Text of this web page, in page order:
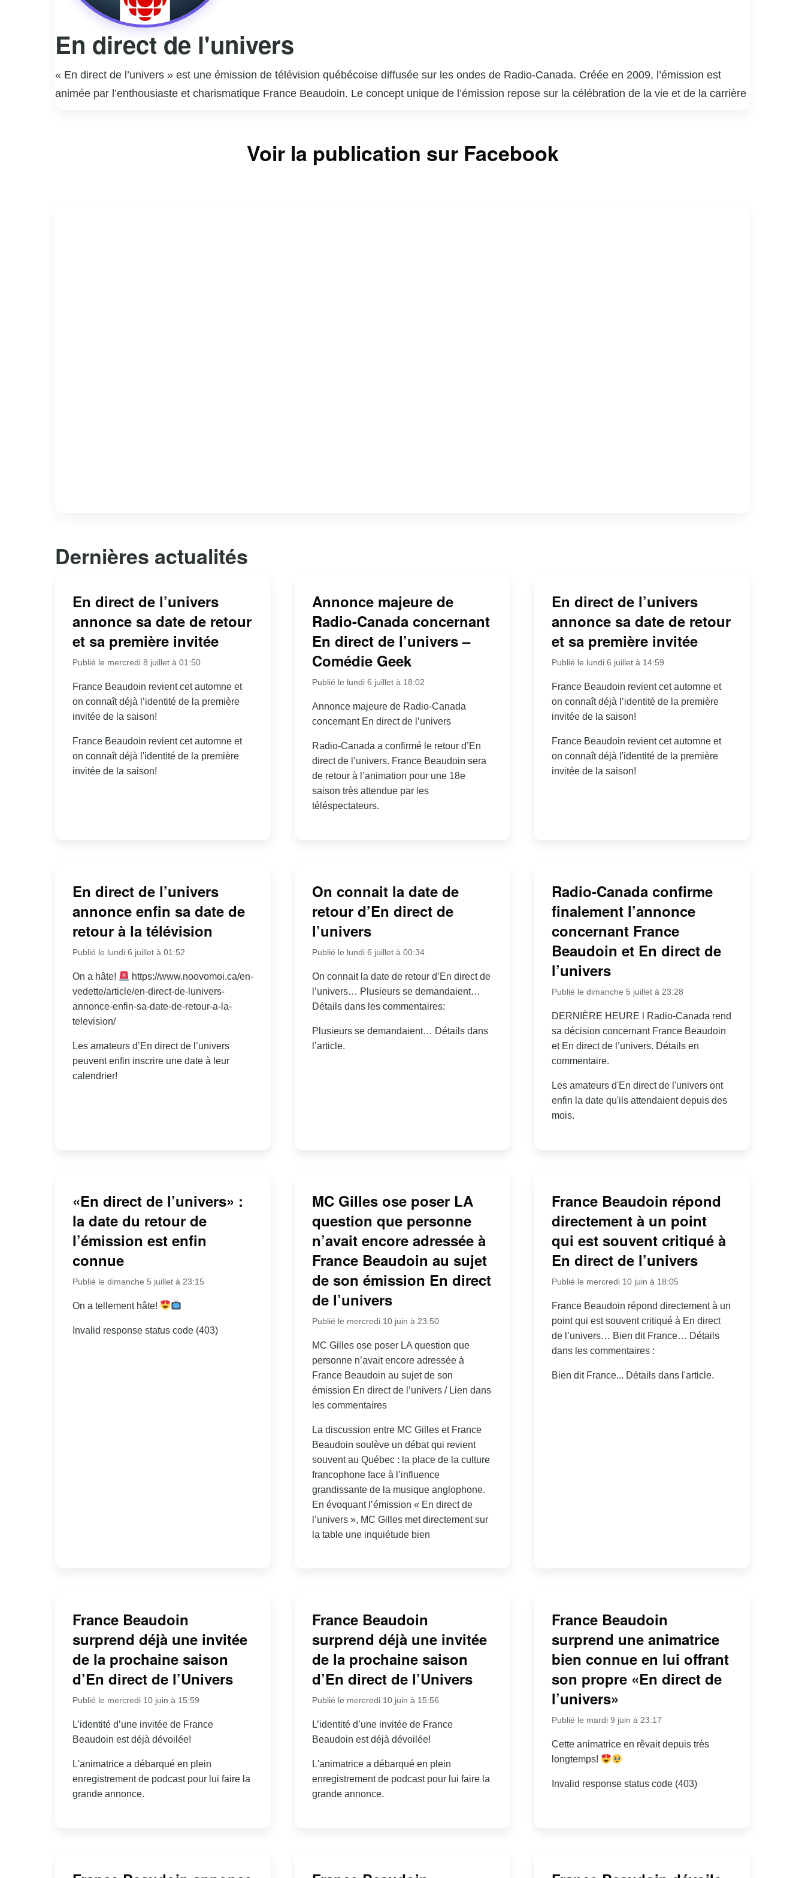
En direct de l'univers
« En direct de l’univers » est une émission de télévision québécoise diffusée sur les ondes de Radio-Canada. Créée en 2009, l’émission est
animée par l’enthousiaste et charismatique France Beaudoin. Le concept unique de l’émission repose sur la célébration de la vie et de la carrière
des anecdotes personnelles, créant une atmosphère émotive et authentique. « En direct de l’univers » a su captiver le cœur des téléspectateurs
grâce à son approche humaine et touchante, et a reçu de nombreux éloges pour sa capacité à révéler des facettes intimes et méconnues de ses
Voir la publication sur Facebook
Dernières actualités
En direct de l’univers
annonce sa date de retour
et sa première invitée
Publié le mercredi 8 juillet à 01:50
France Beaudoin revient cet automne et
on connaît déjà l’identité de la première
invitée de la saison!
France Beaudoin revient cet automne et
on connaît déjà l'identité de la première
invitée de la saison!
Annonce majeure de
Radio-Canada concernant
En direct de l’univers –
Comédie Geek
Publié le lundi 6 juillet à 18:02
Annonce majeure de Radio-Canada
concernant En direct de l’univers
Radio-Canada a confirmé le retour d’En
direct de l’univers. France Beaudoin sera
de retour à l’animation pour une 18e
saison très attendue par les
téléspectateurs.
En direct de l’univers
annonce sa date de retour
et sa première invitée
Publié le lundi 6 juillet à 14:59
France Beaudoin revient cet automne et
on connaît déjà l’identité de la première
invitée de la saison!
France Beaudoin revient cet automne et
on connaît déjà l'identité de la première
invitée de la saison!
En direct de l’univers
annonce enfin sa date de
retour à la télévision
Publié le lundi 6 juillet à 01:52
On a hâte!
https://www.noovomoi.ca/en-
vedette/article/en-direct-de-lunivers-
annonce-enfin-sa-date-de-retour-a-la-
television/
Les amateurs d’En direct de l’univers
peuvent enfin inscrire une date à leur
calendrier!
On connait la date de
retour d’En direct de
l’univers
Publié le lundi 6 juillet à 00:34
On connait la date de retour d’En direct de
l’univers… Plusieurs se demandaient…
Détails dans les commentaires:
Plusieurs se demandaient… Détails dans
l’article.
Radio-Canada confirme
finalement l’annonce
concernant France
Beaudoin et En direct de
l’univers
Publié le dimanche 5 juillet à 23:28
DERNIÈRE HEURE l Radio-Canada rend
sa décision concernant France Beaudoin
et En direct de l’univers. Détails en
commentaire.
Les amateurs d'En direct de l'univers ont
enfin la date qu'ils attendaient depuis des
mois.
«En direct de l’univers» :
la date du retour de
l’émission est enfin
connue
Publié le dimanche 5 juillet à 23:15
On a tellement hâte!
Invalid response status code (403)
MC Gilles ose poser LA
question que personne
n’avait encore adressée à
France Beaudoin au sujet
de son émission En direct
de l’univers
Publié le mercredi 10 juin à 23:50
MC Gilles ose poser LA question que
personne n’avait encore adressée à
France Beaudoin au sujet de son
émission En direct de l’univers / Lien dans
les commentaires
La discussion entre MC Gilles et France
Beaudoin soulève un débat qui revient
souvent au Québec : la place de la culture
francophone face à l’influence
grandissante de la musique anglophone.
En évoquant l’émission « En direct de
l’univers », MC Gilles met directement sur
la table une inquiétude bien
France Beaudoin répond
directement à un point
qui est souvent critiqué à
En direct de l’univers
Publié le mercredi 10 juin à 18:05
France Beaudoin répond directement à un
point qui est souvent critiqué à En direct
de l’univers… Bien dit France… Détails
dans les commentaires :
Bien dit France... Détails dans l'article.
France Beaudoin
surprend déjà une invitée
de la prochaine saison
d’En direct de l’Univers
Publié le mercredi 10 juin à 15:59
L’identité d’une invitée de France
Beaudoin est déjà dévoilée!
L'animatrice a débarqué en plein
enregistrement de podcast pour lui faire la
grande annonce.
France Beaudoin
surprend déjà une invitée
de la prochaine saison
d’En direct de l’Univers
Publié le mercredi 10 juin à 15:56
L’identité d’une invitée de France
Beaudoin est déjà dévoilée!
L'animatrice a débarqué en plein
enregistrement de podcast pour lui faire la
grande annonce.
France Beaudoin
surprend une animatrice
bien connue en lui offrant
son propre «En direct de
l’univers»
Publié le mardi 9 juin à 23:17
Cette animatrice en rêvait depuis très
longtemps!
Invalid response status code (403)